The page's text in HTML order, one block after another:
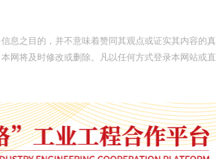
息之目的，并不意味着赞同其观点或证实其内容的
网将及时修改或删除。凡以任何方式登录本网站或